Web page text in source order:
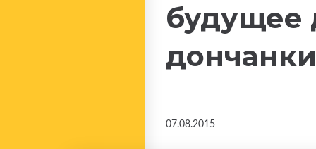
будущее
дончанки
07.08.2015